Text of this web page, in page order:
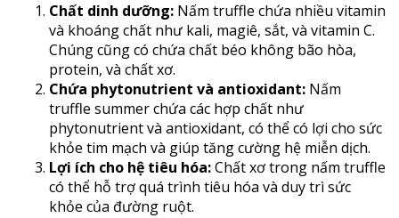
Chất dinh dưỡng: Nấm truffle chứa nhiều vitamin
và khoáng chất như kali, magiê, sắt, và vitamin C.
Chúng cũng có chứa chất béo không bão hòa,
protein, và chất xơ.
Chứa phytonutrient và antioxidant: Nấm
truffle summer chứa các hợp chất như
phytonutrient và antioxidant, có thể có lợi cho sức
khỏe tim mạch và giúp tăng cường hệ miễn dịch.
Lợi ích cho hệ tiêu hóa:Chất xơ trong nấm truffle
có thể hỗ trợ quá trình tiêu hóa và duy trì sức
khỏe của đường ruột.